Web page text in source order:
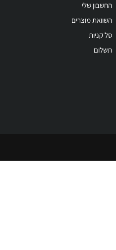
החשבון שלי
השוואת מוצרים
סל קניות
תשלום